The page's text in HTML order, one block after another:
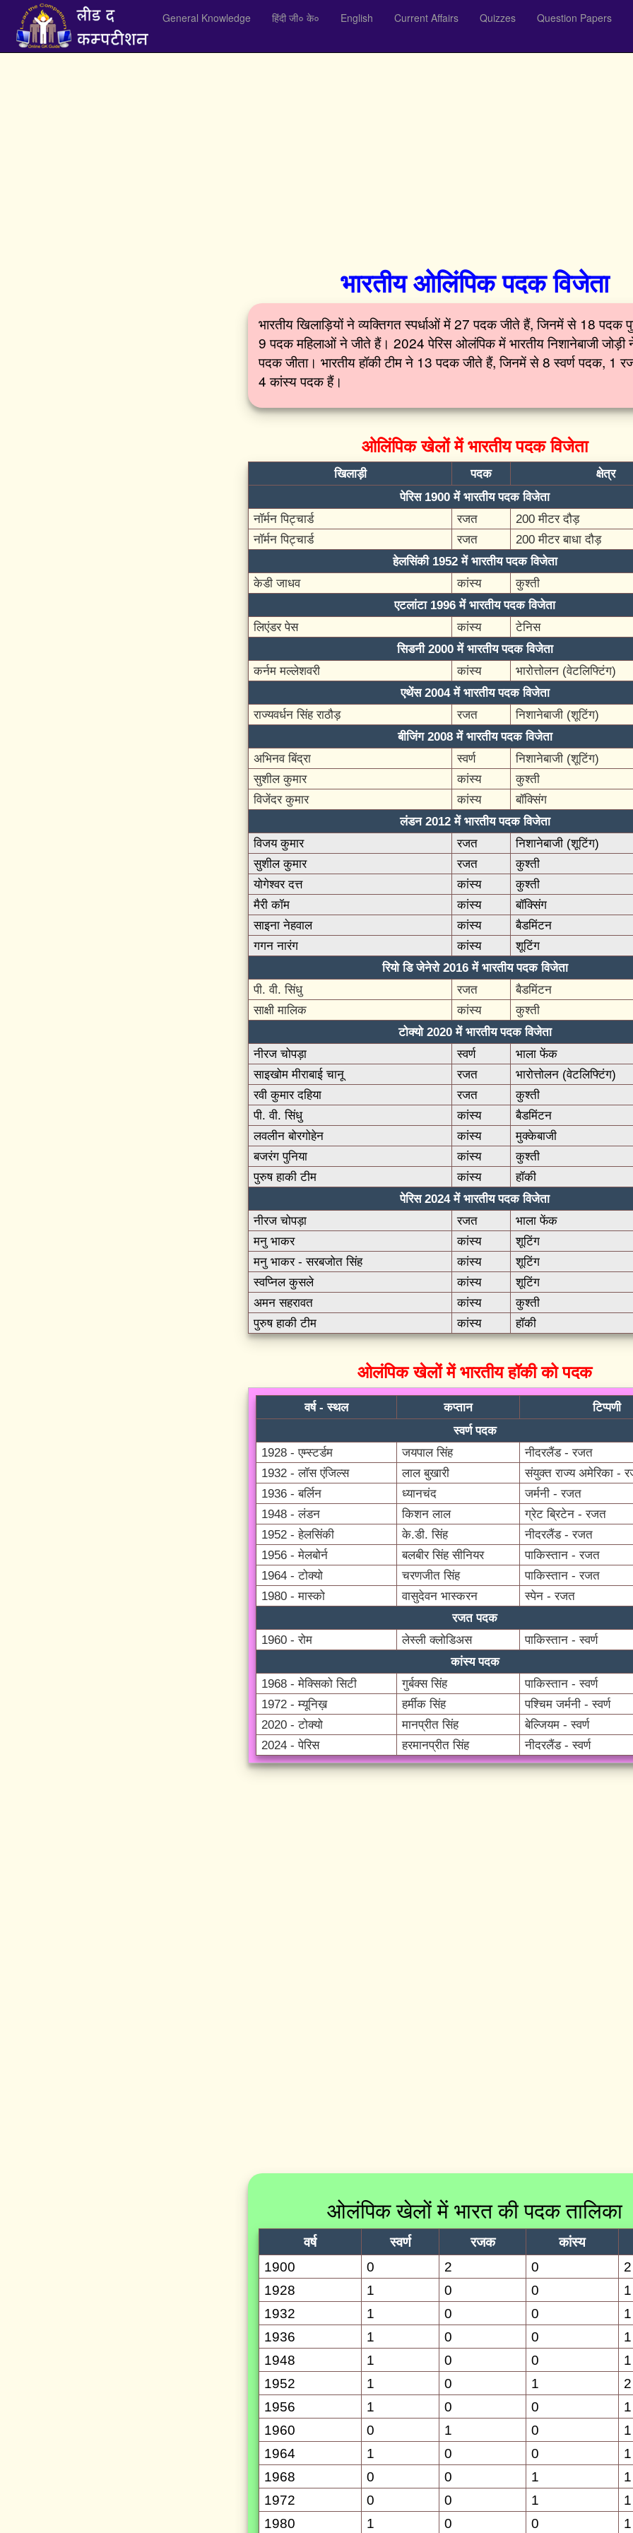
General Knowledge हिंदी जी० के० English Current Affairs Quizzes Question Papers
भारतीय ओलिंपिक पदक विजेता
भारतीय खिलाड़ियों ने व्यक्तिगत स्पर्धाओं में 27 पदक जीते हैं, जिनमें से 18 पदक
9 पदक महिलाओं ने जीते हैं। 2024 पेरिस ओलंपिक में भारतीय निशानेबाजी जोड़ी
पदक जीता। भारतीय हॉकी टीम ने 13 पदक जीते हैं, जिनमें से 8 स्वर्ण पदक, 1
4 कांस्य पदक हैं।
ओलिंपिक खेलों में भारतीय पदक विजेता
खिलाड़ी पदक
क्षेत्र
पेरिस 1900 में भारतीय पदक विजेता
नॉर्मन पिट्चार्ड
रजत
200 मीटर दौड़
नॉर्मन पिट्चार्ड
रजत
200 मीटर बाधा दौड़
हेलसिंकी 1952 में भारतीय पदक विजेता
केडी जाधव
कांस्य
कुश्ती
एटलांटा 1996 में भारतीय पदक विजेता
लिएंडर पेस
कांस्य
टेनिस
सिडनी 2000 में भारतीय पदक विजेता
कर्नम मल्लेशवरी
कांस्य
भारोत्तोलन (वेटलिफ्टिंग)
एथेंस 2004 में भारतीय पदक विजेता
राज्यवर्धन सिंह राठौड़
रजत
निशानेबाजी (शूटिंग)
बीजिंग 2008 में भारतीय पदक विजेता
अभिनव बिंद्रा
स्वर्ण
निशानेबाजी (शूटिंग)
सुशील कुमार
कांस्य
कुश्ती
विजेंदर कुमार
कांस्य
बॉक्सिंग
लंडन 2012 में भारतीय पदक विजेता
विजय कुमार
रजत
निशानेबाजी (शूटिंग)
सुशील कुमार
रजत
कुश्ती
योगेश्वर दत्त
कांस्य
कुश्ती
मैरी कॉम
कांस्य
बॉक्सिंग
साइना नेहवाल
कांस्य
बैडमिंटन
गगन नारंग
कांस्य
शूटिंग
रियो डि जेनेरो 2016 में भारतीय पदक विजेता
पी. वी. सिंधु
रजत
बैडमिंटन
साक्षी मालिक
कांस्य
कुश्ती
टोक्यो 2020 में भारतीय पदक विजेता
नीरज चोपड़ा
स्वर्ण
भाला फेंक
साइखोम मीराबाई चानू
रजत
भारोत्तोलन (वेटलिफ्टिंग)
रवी कुमार दहिया
रजत
कुश्ती
पी. वी. सिंधु
कांस्य
बैडमिंटन
लवलीन बोरगोहेन
कांस्य
मुक्केबाजी
बजरंग पुनिया
कांस्य
कुश्ती
पुरुष हाकी टीम
कांस्य
हॉकी
पेरिस 2024 में भारतीय पदक विजेता
नीरज चोपड़ा
रजत
भाला फेंक
मनु भाकर
कांस्य
शूटिंग
मनु भाकर - सरबजोत सिंह
कांस्य
शूटिंग
स्वप्निल कुसले
कांस्य
शूटिंग
अमन सहरावत
कांस्य
कुश्ती
पुरुष हाकी टीम
कांस्य हॉकी
ओलंपिक खेलों में भारतीय हॉकी को पदक
वर्ष - स्थल कप्तान
टिप्पणी
स्वर्ण पदक
1928 - एम्स्टर्डम
जयपाल सिंह
नीदरलैंड - रजत
1932 - लॉस एंजिल्स
लाल बुखारी
संयुक्त राज्य अमेरिका -
1936 - बर्लिन
ध्यानचंद
जर्मनी - रजत
1948 - लंडन
किशन लाल
ग्रेट ब्रिटेन - रजत
1952 - हेलसिंकी
के.डी. सिंह
नीदरलैंड - रजत
1956 - मेलबोर्न
बलबीर सिंह सीनियर
पाकिस्तान - रजत
1964 - टोक्यो
चरणजीत सिंह
पाकिस्तान - रजत
1980 - मास्को
वासुदेवन भास्करन
स्पेन - रजत
रजत पदक
1960 - रोम
लेस्ली क्लोडिअस
पाकिस्तान - स्वर्ण
कांस्य पदक
1968 - मेक्सिको सिटी
गुर्बक्स सिंह
पाकिस्तान - स्वर्ण
1972 - म्यूनिख़
हर्मीक सिंह
पश्चिम जर्मनी - स्वर्ण
2020 - टोक्यो
मानप्रीत सिंह
बेल्जियम - स्वर्ण
2024 - पेरिस
हरमानप्रीत सिंह नीदरलैंड - स्वर्ण
ओलंपिक खेलों में भारत की पदक तालिका
वर्ष स्वर्ण रजक
कांस्य
1900
0 2 0
2
1928
1 0 0
1
1932
1 0 0
1
1936
1 0 0
1
1948
1 0 0
1
1952
1 0 1
2
1956
1 0 0
1
1960
0 1 0
1
1964
1 0 0
1
1968
0 0 1
1
1972
0 0 1
1
1980
1 0 0 1